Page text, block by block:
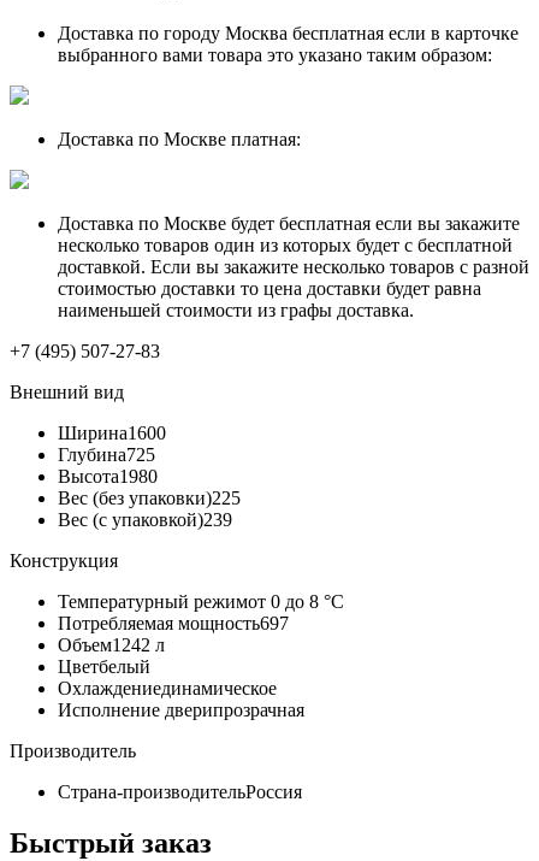
Доставка по городу Москва бесплатная если в карточке
выбранного вами товара это указано таким образом:
Доставка по Москве платная:
Доставка по Москве будет бесплатная если вы закажите
несколько товаров один из которых будет с бесплатной
доставкой. Если вы закажите несколько товаров с разной
стоимостью доставки то цена доставки будет равна
наименьшей стоимости из графы доставка.
+7 (495) 507-27-83
Внешний вид
Ширина1600
Глубина725
Высота1980
Вес (без упаковки)225
Вес (с упаковкой)239
Конструкция
Температурный режимот 0 до 8 °C
Потребляемая мощность697
Объем1242 л
Цветбелый
Охлаждениединамическое
Исполнение дверипрозрачная
Производитель
Страна-производительРоссия
Быстрый заказ